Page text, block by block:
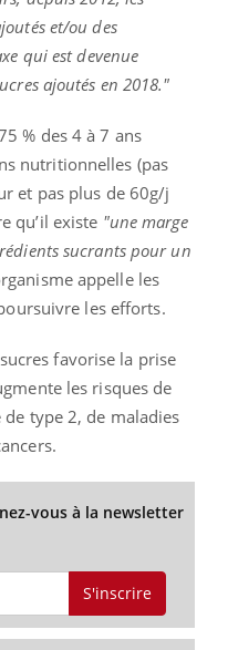
et/ou des
qui est devenue
ajoutés en 2018."
% des 4 à 7 ans
nutritionnelles (pas
et pas plus de 60g/j
qu’il existe "une marge
sucrants pour un
appelle les
les efforts.
favorise la prise
les risques de
type 2, de maladies
vous à la newsletter
S'inscrire